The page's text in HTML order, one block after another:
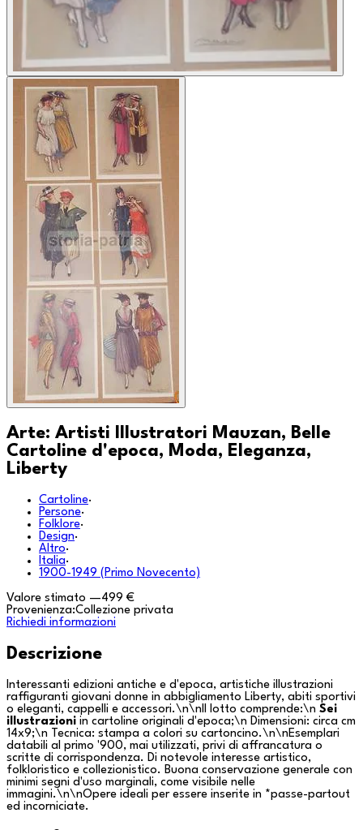
Arte: Artisti Illustratori Mauzan, Belle
Cartoline d'epoca, Moda, Eleganza,
Liberty
Cartoline·
Persone·
Folklore·
Design·
Altro·
Italia·
1900-1949 (Primo Novecento)
Valore stimato —499 €
Provenienza:Collezione privata
Richiedi informazioni
Descrizione
Interessanti edizioni antiche e d'epoca, artistiche illustrazioni
raffiguranti giovani donne in abbigliamento Liberty, abiti sportivi
o eleganti, cappelli e accessori.\n\nIl lotto comprende:\n Sei
illustrazioni in cartoline originali d'epoca;\n Dimensioni: circa cm
14x9;\n Tecnica: stampa a colori su cartoncino.\n\nEsemplari
databili al primo '900, mai utilizzati, privi di affrancatura o
scritte di corrispondenza. Di notevole interesse artistico,
folkloristico e collezionistico. Buona conservazione generale con
minimi segni d'uso marginali, come visibile nelle
immagini.\n\nOpere ideali per essere inserite in *passe-partout
ed incorniciate.